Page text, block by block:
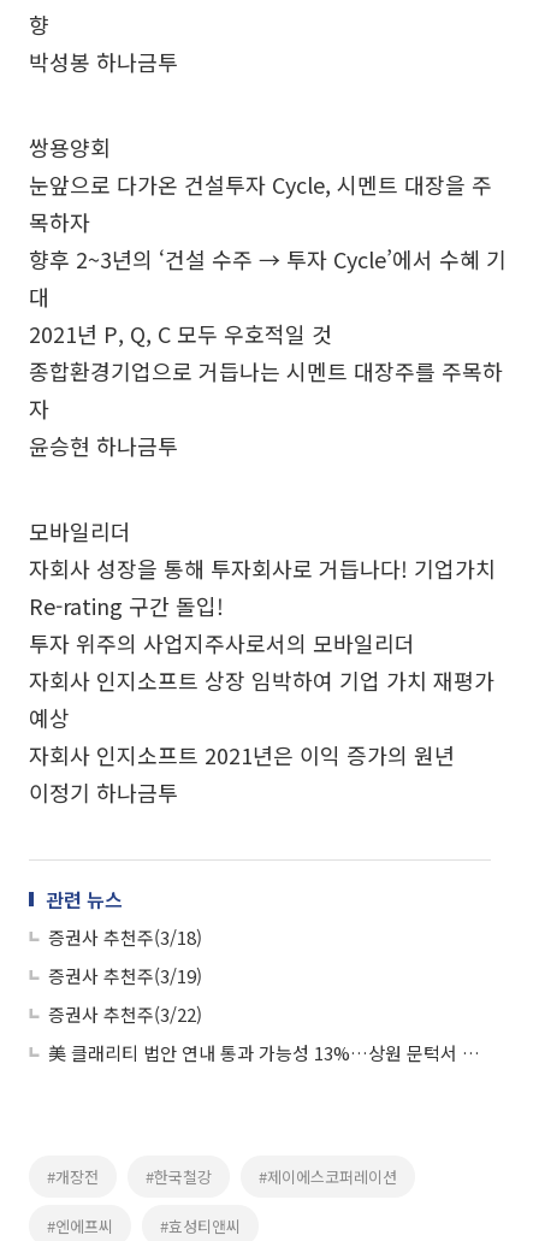
향
박성봉 하나금투
쌍용양회
눈앞으로 다가온 건설투자 Cycle, 시멘트 대장을 주
목하자
향후 2~3년의 ‘건설 수주 → 투자 Cycle’에서 수혜 기
대
2021년 P, Q, C 모두 우호적일 것
종합환경기업으로 거듭나는 시멘트 대장주를 주목하
자
윤승현 하나금투
모바일리더
자회사 성장을 통해 투자회사로 거듭나다! 기업가치
Re-rating 구간 돌입!
투자 위주의 사업지주사로서의 모바일리더
자회사 인지소프트 상장 임박하여 기업 가치 재평가
예상
자회사 인지소프트 2021년은 이익 증가의 원년
이정기 하나금투
관련 뉴스
증권사 추천주(3/18)
증권사 추천주(3/19)
증권사 추천주(3/22)
美 클래리티 법안 연내 통과 가능성 13%…상원 문턱서 제동
#개장전 #한국철강 #제이에스코퍼레이션
#엔에프씨 #효성티앤씨